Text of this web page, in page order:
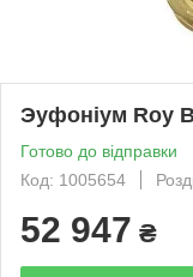
Эуфоніум Roy
Готово до відправки
Код: 1005654
52 947 ₴